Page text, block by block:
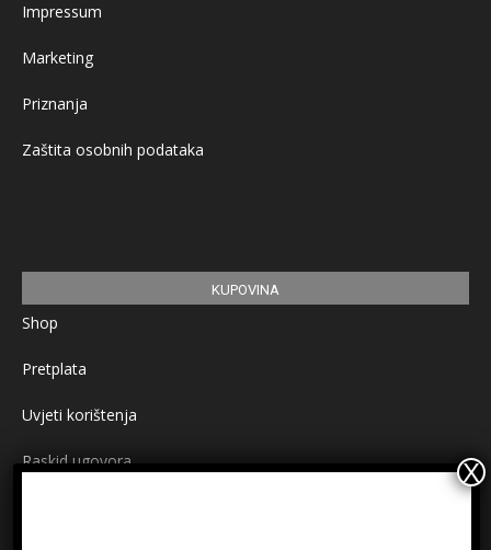
Impressum
Marketing
Priznanja
Zaštita osobnih podataka
KUPOVINA
Shop
Pretplata
Uvjeti korištenja
Raskid ugovora